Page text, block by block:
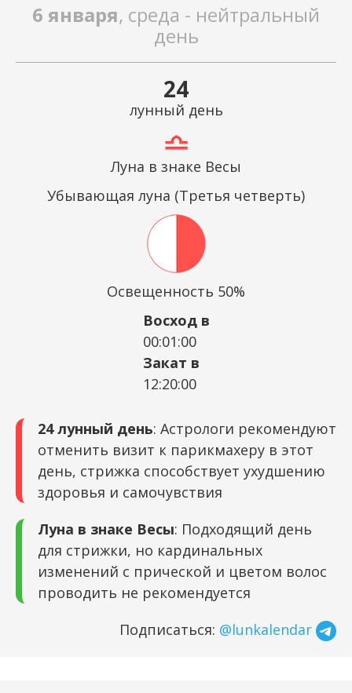
6 января, среда - нейтральный
день
24
лунный день
Луна в знаке Весы
Убывающая луна (Третья четверть)
Освещенность 50%
Восход в
00:01:00
Закат в
12:20:00
24 лунный день: Астрологи рекомендуют
отменить визит к парикмахеру в этот
день, стрижка способствует ухудшению
здоровья и самочувствия
Луна в знаке Весы: Подходящий день
для стрижки, но кардинальных
изменений с прической и цветом волос
проводить не рекомендуется
Подписаться: @lunkalendar